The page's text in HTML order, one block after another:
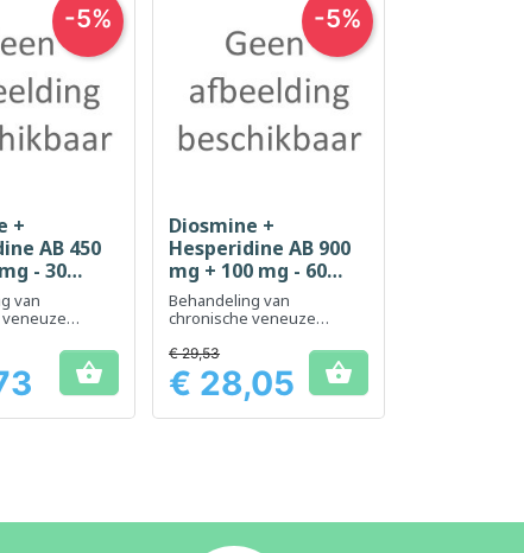
bekijken
+
AB 450
- 30
van
aambeien

-5%
Snel bekijken
Diosmine +
Hesperidine AB 900
mg + 100 mg - 60
tabletten
Behandeling van
chronische veneuze
benen en acute aambeien
Prijs
€ 29,53
€ 28,05 
-5%